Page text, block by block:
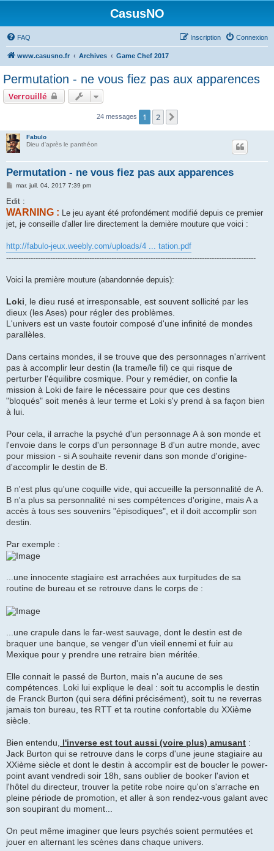
CasusNO
FAQ Connexion
Inscription
www.casusno.fr Archives Game Chef 2017
Permutation - ne vous fiez pas aux apparences
Verrouillé
24 messages 1 2
Fabulo
Dieu d'après le panthéon
Permutation - ne vous fiez pas aux apparences
M
s
a
g
e
mar. juil. 04, 2017 7:39 pm
Edit :
WARNING : Le jeu ayant été profondément modifié depuis ce premier
jet, je conseille d'aller lire directement la dernière mouture que voici :
http://fabulo-jeux.weebly.com/uploads/4 ... tation.pdf
------------------------------------------------------------------------------------------------------
Voici la première mouture (abandonnée depuis):
Loki , le dieu rusé et irresponsable, est souvent sollicité par les
dieux (les Ases) pour régler des problèmes.
L'univers est un vaste foutoir composé d'une infinité de mondes
parallèles.
Dans certains mondes, il se trouve que des personnages n'arrivent
pas à accomplir leur destin (la trame/le fil) ce qui risque de
perturber l'équilibre cosmique. Pour y remédier, on confie la
mission à Loki de faire le nécessaire pour que ces destins
"bloqués" soit menés à leur terme et Loki s'y prend à sa façon bien
à lui.
Pour cela, il arrache la psyché d'un personnage A à son monde et
l'envoie dans le corps d'un personnage B d'un autre monde, avec
pour mission - si A souhaite revenir dans son monde d'origine-
d'accomplir le destin de B.
B n'est plus qu'une coquille vide, qui accueille la personnalité de A.
B n'a plus sa personnalité ni ses compétences d'origine, mais A a
accès à tous ses souvenirs "épisodiques", et il doit accomplir son
destin.
Par exemple :
...une innocente stagiaire est arrachées aux turpitudes de sa
routine de bureau et se retrouve dans le corps de :
...une crapule dans le far-west sauvage, dont le destin est de
braquer une banque, se venger d'un vieil ennemi et fuir au
Mexique pour y prendre une retraire bien méritée.
Elle connait le passé de Burton, mais n'a aucune de ses
compétences. Loki lui explique le deal : soit tu accomplis le destin
de Franck Burton (qui sera défini précisément), soit tu ne reverras
jamais ton bureau, tes RTT et ta routine confortable du XXième
siècle.
Bien entendu, l'inverse est tout aussi (voire plus) amusant :
Jack Burton qui se retrouve dans le corps d'une jeune stagiaire au
XXième siècle et dont le destin à accomplir est de boucler le power-
point avant vendredi soir 18h, sans oublier de booker l'avion et
l'hôtel du directeur, trouver la petite robe noire qu'on s'arrache en
pleine période de promotion, et aller à son rendez-vous galant avec
son soupirant du moment...
On peut même imaginer que leurs psychés soient permutées et
jouer en alternant les scènes dans chaque univers.